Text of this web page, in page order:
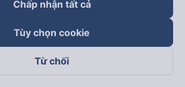
giờ chuyến bay từ Hồ Chí
bay từ Hồ Chí Minh đi Pleiku rẻ
Chấp nhận tất cả
Tùy chọn cookie
Từ chối